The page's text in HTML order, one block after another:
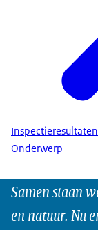
Onderwerp
Samen staan
en natuur. Nu